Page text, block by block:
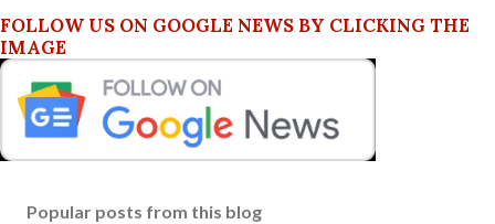
FOLLOW US ON GOOGLE NEWS BY CLICKING THE
IMAGE
Popular posts from this blog